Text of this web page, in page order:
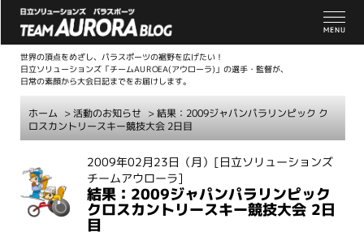
世界の頂点をめざし、パラスポーツの裾野を広げたい！
日立ソリューションズ「チームAUROEA(アウローラ)」の選手・監督が、
日常の素顔から大会日記までをお届けします。
ホーム >活動のお知らせ > 結果：2009ジャパンパラリンピック ク
ロスカントリースキー競技大会 2日目
2009年02月23日（月） [日立ソリューションズ
チームアウローラ]
結果：2009ジャパンパラリンピック
クロスカントリースキー競技大会 2日
目